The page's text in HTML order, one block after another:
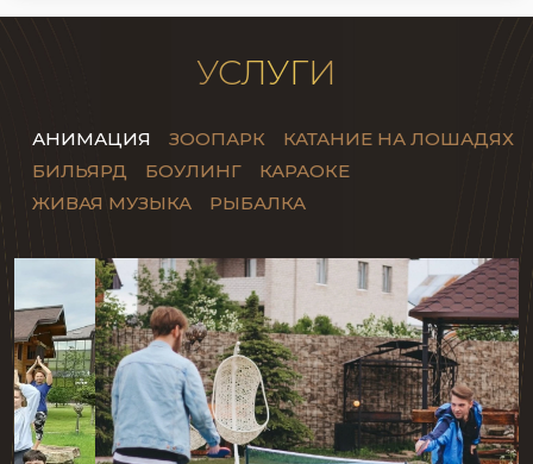
УСЛУГИ
АНИМАЦИЯ ЗООПАРК
КАТАНИЕ НА ЛОШАДЯХ
БИЛЬЯРД
БОУЛИНГ
КАРАОКЕ
ЖИВАЯ МУЗЫКА
РЫБАЛКА